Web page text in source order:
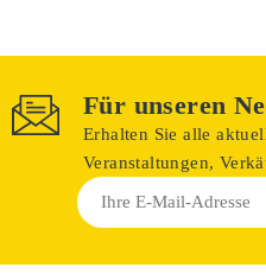
Für unseren
Erhalten Sie alle
Veranstaltungen,